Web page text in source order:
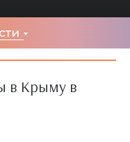
в Крыму в